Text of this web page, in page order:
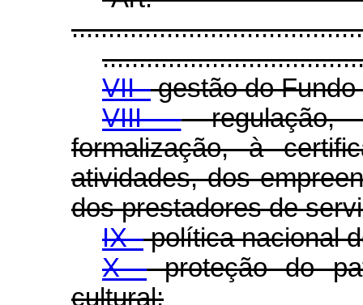
VII -gestão do Fundo
VIII -regulação,
formalização, à
atividades, dos
dos prestadores de
IX -política nacional
X -proteção do
cultural;